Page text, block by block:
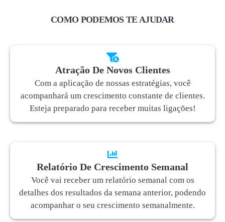
COMO PODEMOS TE AJUDAR
Atração De Novos Clientes
Com a aplicação de nossas estratégias, você
acompanhará um crescimento constante de clientes.
Esteja preparado para receber muitas ligações!
Relatório De Crescimento Semanal
Você vai receber um relatório semanal com os
detalhes dos resultados da semana anterior, podendo
acompanhar o seu crescimento semanalmente.